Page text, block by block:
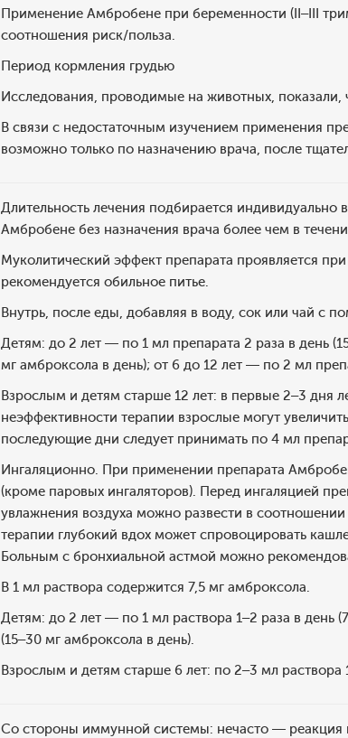
Применение Амбробене при беременности (II–III
соотношения риск/польза.
Период кормления грудью
Исследования, проводимые на животных, показали,
В связи с недостаточным изучением применения
возможно только по назначению врача, после
Длительность лечения подбирается
Амбробене без назначения врача более чем в
Муколитический эффект препарата проявляется
рекомендуется обильное питье.
Внутрь, после еды, добавляя в воду, сок или чай с
Детям: до 2 лет — по 1 мл препарата 2 раза в день
мг амброксола в день); от 6 до 12 лет — по 2 мл
Взрослым и детям старше 12 лет: в первые 2–3 дня
неэффективности терапии взрослые могут
последующие дни следует принимать по 4 мл
Ингаляционно. При применении препарата
(кроме паровых ингаляторов). Перед ингаляцией
увлажнения воздуха можно развести в
терапии глубокий вдох может спровоцировать
Больным с бронхиальной астмой можно
В 1 мл раствора содержится 7,5 мг амброксола.
Детям: до 2 лет — по 1 мл раствора 1–2 раза в день
(15–30 мг амброксола в день).
Взрослым и детям старше 6 лет: по 2–3 мл раствора
Со стороны иммунной системы: нечасто — реакция